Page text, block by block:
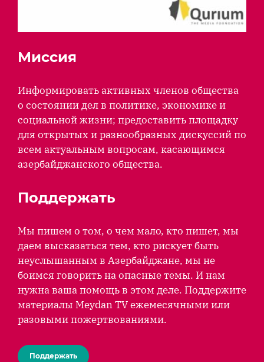
Миссия
Информировать активных членов общества
о состоянии дел в политике, экономике и
социальной жизни; предоставить площадку
для открытых и разнообразных дискуссий по
всем актуальным вопросам, касающимся
азербайджанского общества.
Поддержать
Мы пишем о том, о чем мало, кто пишет, мы
даем высказаться тем, кто рискует быть
неуслышанным в Азербайджане, мы не
боимся говорить на опасные темы. И нам
нужна ваша помощь в этом деле. Поддержите
материалы Meydan TV ежемесячными или
разовыми пожертвованиями.
Поддержать